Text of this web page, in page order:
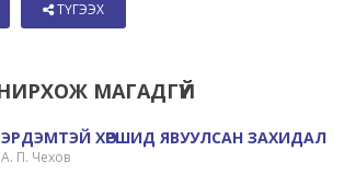
ТҮГЭЭХ
МАГАДГҮЙ
ЭРДЭМТЭЙ ХӨРШИД ЯВУУЛСАН ЗАХИДАЛ
А. П. Чехов